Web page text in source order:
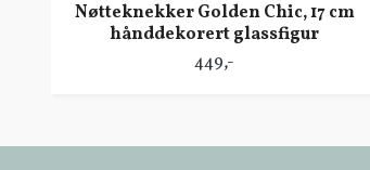
Nøtteknekker Golden Chic, 17 cm
hånddekorert glassfigur
449,-